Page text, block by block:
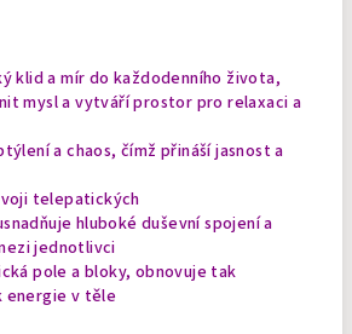
klid a mír do každodenního života,
mysl a vytváří prostor pro relaxaci a
a chaos, čímž přináší jasnost a
telepatických
hluboké duševní spojení a
jednotlivci
pole a bloky, obnovuje tak
v těle